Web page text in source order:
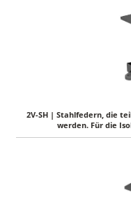
2V-SH | Stahlfedern, die
werden. Für die